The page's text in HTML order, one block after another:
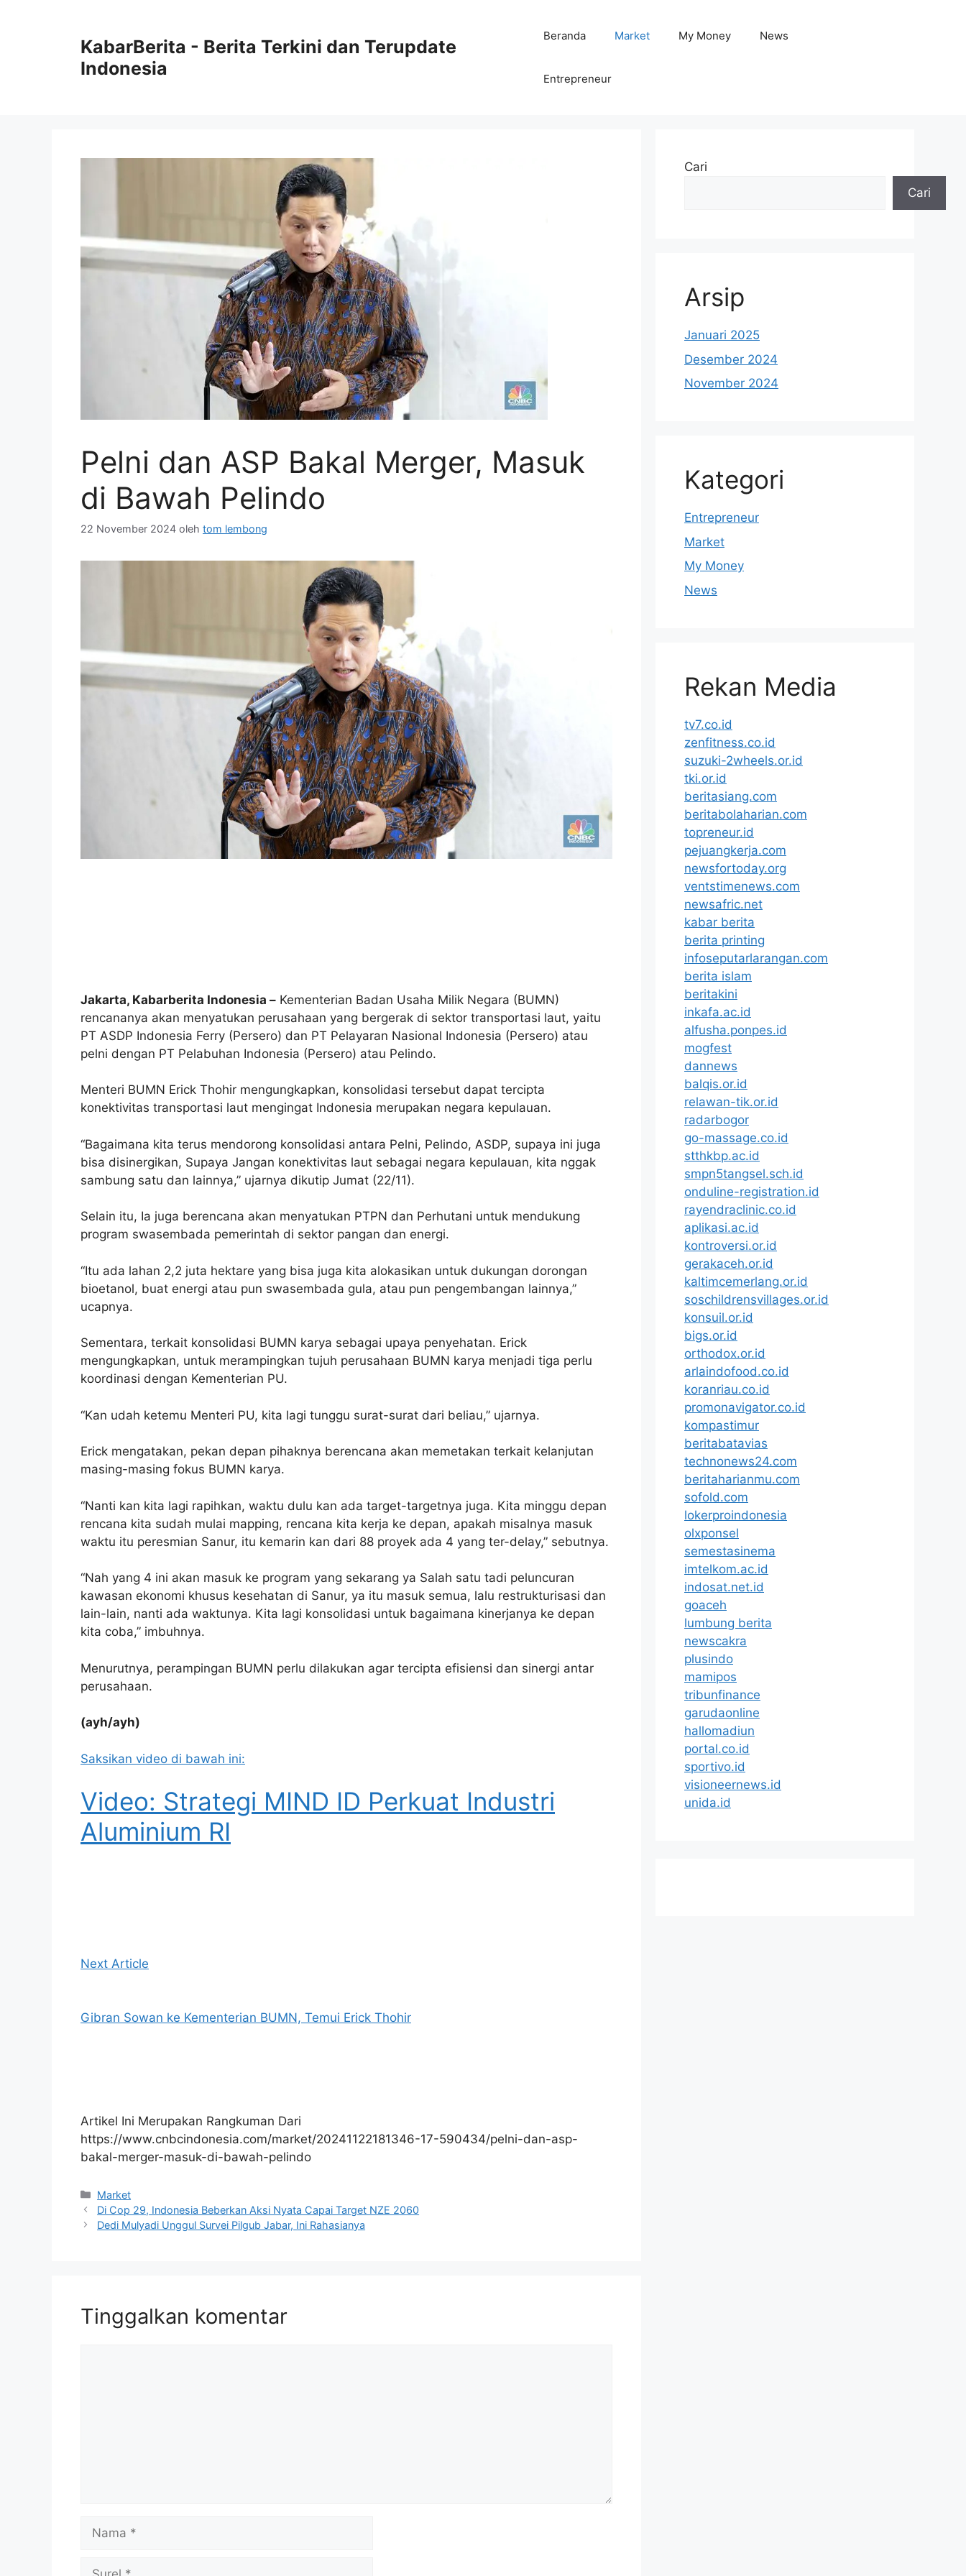
KabarBerita - Berita Terkini dan Terupdate
Indonesia
Beranda Market My Money News
Entrepreneur
Pelni dan ASP Bakal Merger, Masuk
di Bawah Pelindo
22 November 2024 oleh tom lembong
Jakarta, Kabarberita Indonesia – Kementerian Badan Usaha Milik Negara (BUMN)
rencananya akan menyatukan perusahaan yang bergerak di sektor transportasi laut, yaitu
PT ASDP Indonesia Ferry (Persero) dan PT Pelayaran Nasional Indonesia (Persero) atau
pelni dengan PT Pelabuhan Indonesia (Persero) atau Pelindo.
Menteri BUMN Erick Thohir mengungkapkan, konsolidasi tersebut dapat tercipta
konektivitas transportasi laut mengingat Indonesia merupakan negara kepulauan.
“Bagaimana kita terus mendorong konsolidasi antara Pelni, Pelindo, ASDP, supaya ini juga
bisa disinergikan, Supaya Jangan konektivitas laut sebagai negara kepulauan, kita nggak
sambung satu dan lainnya,” ujarnya dikutip Jumat (22/11).
Selain itu, Ia juga berencana akan menyatukan PTPN dan Perhutani untuk mendukung
program swasembada pemerintah di sektor pangan dan energi.
“Itu ada lahan 2,2 juta hektare yang bisa juga kita alokasikan untuk dukungan dorongan
bioetanol, buat energi atau pun swasembada gula, atau pun pengembangan lainnya,”
ucapnya.
Sementara, terkait konsolidasi BUMN karya sebagai upaya penyehatan. Erick
mengungkapkan, untuk merampingkan tujuh perusahaan BUMN karya menjadi tiga perlu
koordinasi dengan Kementerian PU.
“Kan udah ketemu Menteri PU, kita lagi tunggu surat-surat dari beliau,” ujarnya.
Erick mengatakan, pekan depan pihaknya berencana akan memetakan terkait kelanjutan
masing-masing fokus BUMN karya.
“Nanti kan kita lagi rapihkan, waktu dulu kan ada target-targetnya juga. Kita minggu depan
rencana kita sudah mulai mapping, rencana kita kerja ke depan, apakah misalnya masuk
waktu itu peresmian Sanur, itu kemarin kan dari 88 proyek ada 4 yang ter-delay,” sebutnya.
“Nah yang 4 ini akan masuk ke program yang sekarang ya Salah satu tadi peluncuran
kawasan ekonomi khusus kesehatan di Sanur, ya itu masuk semua, lalu restrukturisasi dan
lain-lain, nanti ada waktunya. Kita lagi konsolidasi untuk bagaimana kinerjanya ke depan
kita coba,” imbuhnya.
Menurutnya, perampingan BUMN perlu dilakukan agar tercipta efisiensi dan sinergi antar
perusahaan.
(ayh/ayh)
Saksikan video di bawah ini:
Video: Strategi MIND ID Perkuat Industri
Aluminium RI
Next Article
Gibran Sowan ke Kementerian BUMN, Temui Erick Thohir
Artikel Ini Merupakan Rangkuman Dari
https://www.cnbcindonesia.com/market/20241122181346-17-590434/pelni-dan-asp-
bakal-merger-masuk-di-bawah-pelindo
Kategori
Market
Di Cop 29, Indonesia Beberkan Aksi Nyata Capai Target NZE 2060
Dedi Mulyadi Unggul Survei Pilgub Jabar, Ini Rahasianya
Tinggalkan komentar
Cari
Cari
Arsip
Januari 2025
Desember 2024
November 2024
Kategori
Entrepreneur
Market
My Money
News
Rekan Media
tv7.co.id
zenfitness.co.id
suzuki-2wheels.or.id
tki.or.id
beritasiang.com
beritabolaharian.com
topreneur.id
pejuangkerja.com
newsfortoday.org
ventstimenews.com
newsafric.net
kabar berita
berita printing
infoseputarlarangan.com
berita islam
beritakini
inkafa.ac.id
alfusha.ponpes.id
mogfest
dannews
balqis.or.id
relawan-tik.or.id
radarbogor
go-massage.co.id
stthkbp.ac.id
smpn5tangsel.sch.id
onduline-registration.id
rayendraclinic.co.id
aplikasi.ac.id
kontroversi.or.id
gerakaceh.or.id
kaltimcemerlang.or.id
soschildrensvillages.or.id
konsuil.or.id
bigs.or.id
orthodox.or.id
arlaindofood.co.id
koranriau.co.id
promonavigator.co.id
kompastimur
beritabatavias
technonews24.com
beritaharianmu.com
sofold.com
lokerproindonesia
olxponsel
semestasinema
imtelkom.ac.id
indosat.net.id
goaceh
lumbung berita
newscakra
plusindo
mamipos
tribunfinance
garudaonline
hallomadiun
portal.co.id
sportivo.id
visioneernews.id
unida.id